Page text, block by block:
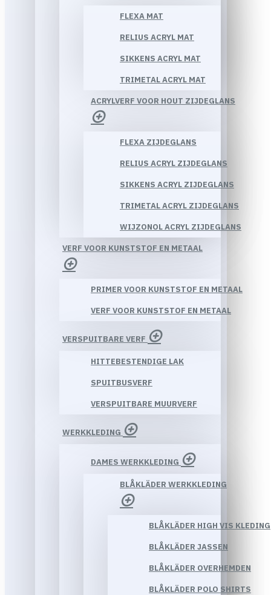
FLEXA MAT
RELIUS ACRYL MAT
SIKKENS ACRYL MAT
TRIMETAL ACRYL MAT
ACRYLVERF VOOR HOUT ZIJDEGLANS
FLEXA ZIJDEGLANS
RELIUS ACRYL ZIJDEGLANS
SIKKENS ACRYL ZIJDEGLANS
TRIMETAL ACRYL ZIJDEGLANS
WIJZONOL ACRYL ZIJDEGLANS
VERF VOOR KUNSTSTOF EN METAAL
PRIMER VOOR KUNSTSTOF EN METAAL
VERF VOOR KUNSTSTOF EN METAAL
VERSPUITBARE VERF
HITTEBESTENDIGE LAK
SPUITBUSVERF
VERSPUITBARE MUURVERF
WERKKLEDING
DAMES WERKKLEDING
BLÅKLÄDER WERKKLEDING
BLÅKLÄDER HIGH VIS KLEDING
BLÅKLÄDER JASSEN
BLÅKLÄDER OVERHEMDEN
BLÅKLÄDER POLO SHIRTS